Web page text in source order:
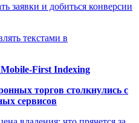
заявки и добиться конверсии
текстами в
Mobile-First Indexing
торгов столкнулись с
сервисов